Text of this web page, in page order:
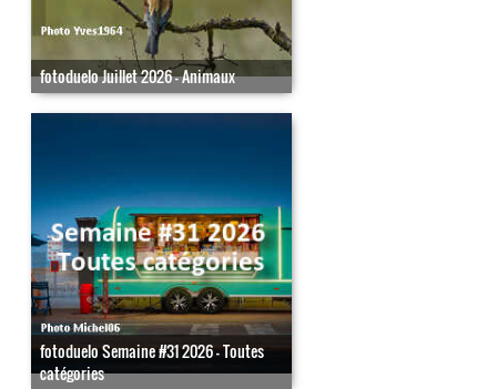
fotoduelo Juillet 2026 - Animaux
fotoduelo Semaine #31 2026 - Toutes
catégories